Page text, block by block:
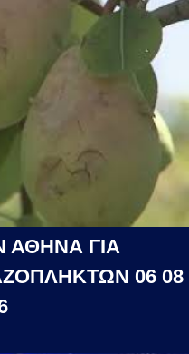
ΑΘΗΝΑ ΓΙΑ
06 08